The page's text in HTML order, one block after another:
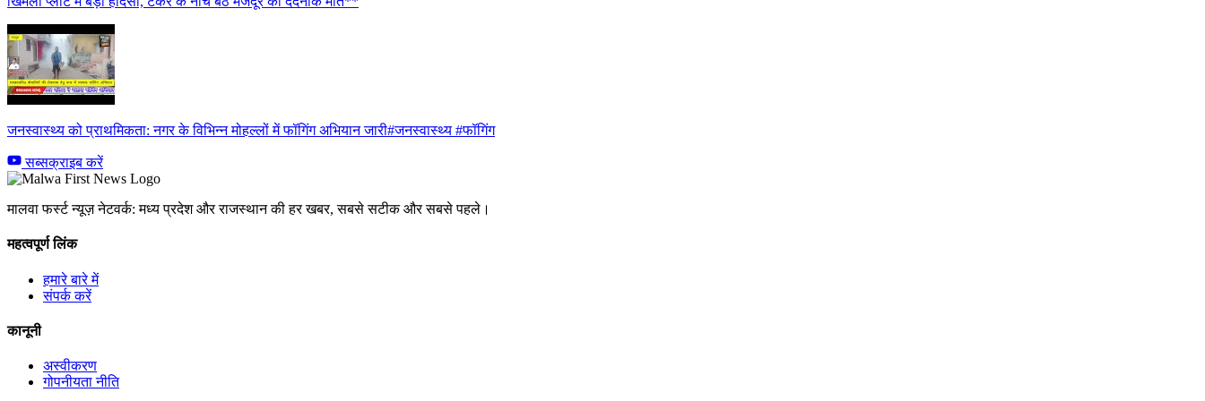
जनस्वास्थ्य को प्राथमिकता: नगर के विभिन्न मोहल्लों में फॉगिंग अभियान जारी#जनस्वास्थ्य #फॉगिंग
सब्सक्राइब करें
मालवा फर्स्ट न्यूज़ नेटवर्क: मध्य प्रदेश और राजस्थान की हर खबर, सबसे सटीक और सबसे पहले।
महत्वपूर्ण लिंक
हमारे बारे में
संपर्क करें
कानूनी
अस्वीकरण
गोपनीयता नीति